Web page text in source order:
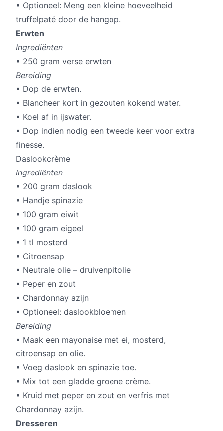
• Optioneel: Meng een kleine hoeveelheid
truffelpaté door de hangop.
Erwten
Ingrediënten
• 250 gram verse erwten
Bereiding
• Dop de erwten.
• Blancheer kort in gezouten kokend water.
• Koel af in ijswater.
• Dop indien nodig een tweede keer voor extra
finesse.
Daslookcrème
Ingrediënten
• 200 gram daslook
• Handje spinazie
• 100 gram eiwit
• 100 gram eigeel
• 1 tl mosterd
• Citroensap
• Neutrale olie – druivenpitolie
• Peper en zout
• Chardonnay azijn
• Optioneel: daslookbloemen
Bereiding
• Maak een mayonaise met ei, mosterd,
citroensap en olie.
• Voeg daslook en spinazie toe.
• Mix tot een gladde groene crème.
• Kruid met peper en zout en verfris met
Chardonnay azijn.
Dresseren